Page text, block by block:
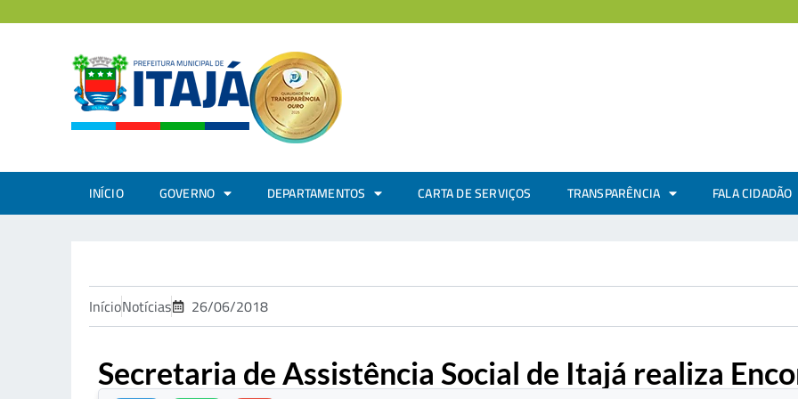
INÍCIO GOVERNO DEPARTAMENTOS CARTA DE SERVIÇOS TRANSPARÊNCIA FALA CIDADÃO
InícioNotícias 26/06/2018
Secretaria de Assistência Social de Itajá realiza